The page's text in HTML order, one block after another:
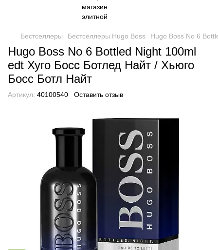
Бестселлеры Бестселлеры Hugo Boss Hugo Boss No 6
Hugo Boss No 6 Bottled Night 100ml
edt Хуго Босс Ботлед Найт / Хьюго
Босс Ботл Найт
Артикул: 40100540 Оставить отзыв